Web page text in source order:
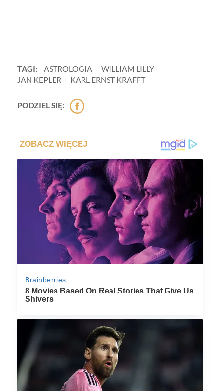
TAGI: ASTROLOGIA
WILLIAM LILLY
JAN KEPLER
KARL ERNST KRAFFT
PODZIEL SIĘ: